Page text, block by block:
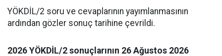
YÖKDİL/2 soru ve cevaplarının yayımlanmasının
ardından gözler sonuç tarihine çevrildi.
2026 YÖKDİL/2 sonuçlarının 26 Ağustos 2026